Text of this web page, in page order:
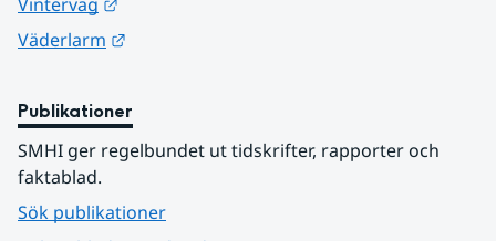
Väderlarm
Publikationer
SMHI ger regelbundet ut tidskrifter, rapporter och
faktablad.
Sök publikationer